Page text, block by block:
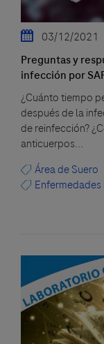
03/12/2021
Preguntas y
infección por
¿Cuánto tiempo
después de la
de reinfección?
anticuerpos...
Área de Suero